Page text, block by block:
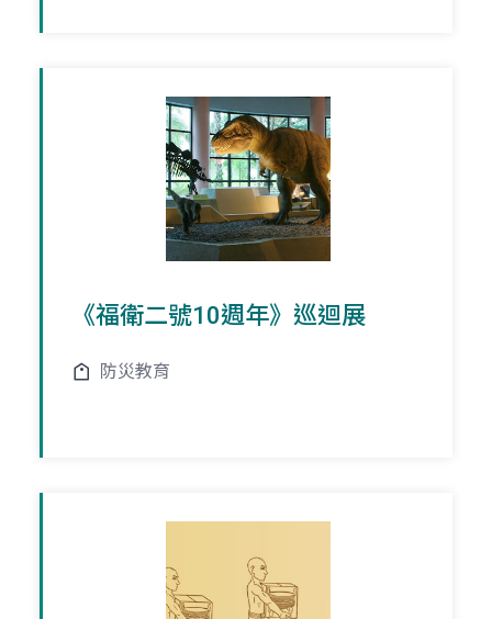
《福衛二號10週年》巡迴展
防災教育